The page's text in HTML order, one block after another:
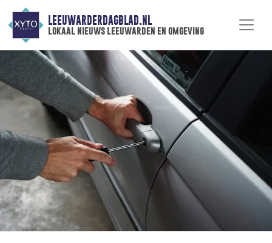
LEEUWARDERDAGBLAD.NL
lokaal nieuws leeuwarden en omgeving